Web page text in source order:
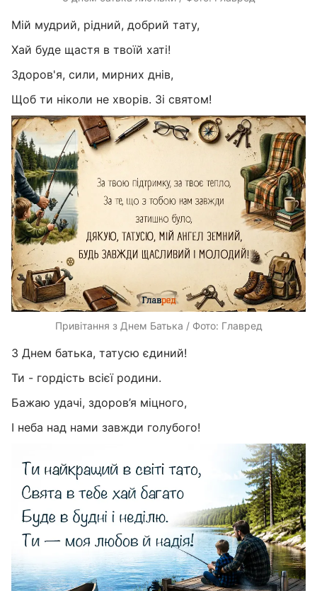
Мій мудрий, рідний, добрий тату,
Хай буде щастя в твоїй хаті!
Здоров'я, сили, мирних днів,
Щоб ти ніколи не хворів. Зі святом!
Привітання з Днем Батька / Фото: Главред
З Днем батька, татусю єдиний!
Ти - гордість всієї родини.
Бажаю удачі, здоров’я міцного,
І неба над нами завжди голубого!